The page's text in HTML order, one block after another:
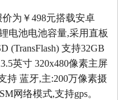
为￥498元搭载安卓
电池电池容量,采用直板
(TransFlash) 支持32GB
英寸 320x480像素主屏
持 蓝牙,主:200万像素摄
网络模式,支持gps。